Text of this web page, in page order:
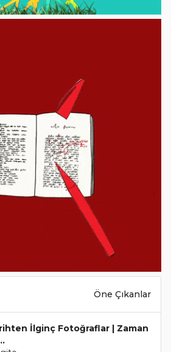
Öne Çıkanlar
İlginç Fotoğraflar | Zaman